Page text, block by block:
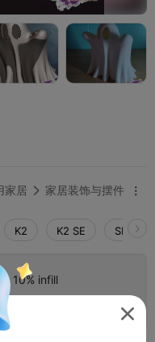
家居  家居装饰与摆件 
K2 K2 SE
10% infill
1 盘
